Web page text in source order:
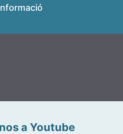
a Youtube